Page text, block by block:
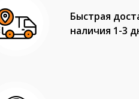
Быстрая
наличия 1-3